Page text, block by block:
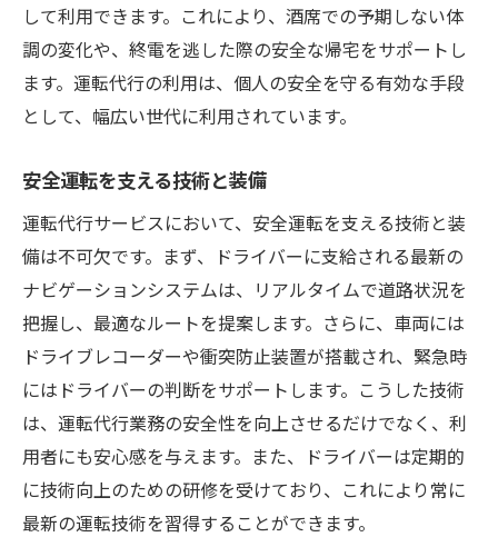
して利用できます。これにより、酒席での予期しない体
調の変化や、終電を逃した際の安全な帰宅をサポートし
ます。運転代行の利用は、個人の安全を守る有効な手段
として、幅広い世代に利用されています。
安全運転を支える技術と装備
運転代行サービスにおいて、安全運転を支える技術と装
備は不可欠です。まず、ドライバーに支給される最新の
ナビゲーションシステムは、リアルタイムで道路状況を
把握し、最適なルートを提案します。さらに、車両には
ドライブレコーダーや衝突防止装置が搭載され、緊急時
にはドライバーの判断をサポートします。こうした技術
は、運転代行業務の安全性を向上させるだけでなく、利
用者にも安心感を与えます。また、ドライバーは定期的
に技術向上のための研修を受けており、これにより常に
最新の運転技術を習得することができます。